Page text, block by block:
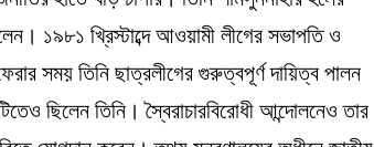
১৯৮১ খ্রিস্টাব্দে আওয়ামী লীগের সভাপতি ও
সময় তিনি ছাত্রলীগের গুরুত্বপূর্ণ দায়িত্ব পালন
ছিলেন তিনি। স্বৈরাচারবিরোধী আন্দোলনেও তার